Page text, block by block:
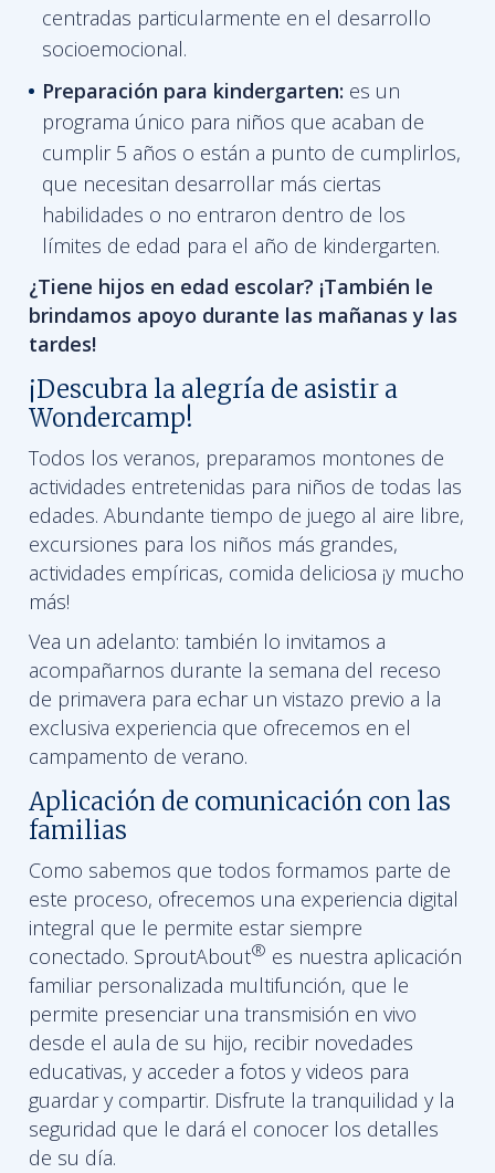
centradas particularmente en el desarrollo
socioemocional.
Preparación para kindergarten: es un
programa único para niños que acaban de
cumplir 5 años o están a punto de cumplirlos,
que necesitan desarrollar más ciertas
habilidades o no entraron dentro de los
límites de edad para el año de kindergarten.
¿Tiene hijos en edad escolar? ¡También le
brindamos apoyo durante las mañanas y las
tardes!
¡Descubra la alegría de asistir a
Wondercamp!
Todos los veranos, preparamos montones de
actividades entretenidas para niños de todas las
edades. Abundante tiempo de juego al aire libre,
excursiones para los niños más grandes,
actividades empíricas, comida deliciosa ¡y mucho
más!
Vea un adelanto: también lo invitamos a
acompañarnos durante la semana del receso
de primavera para echar un vistazo previo a la
exclusiva experiencia que ofrecemos en el
campamento de verano.
Aplicación de comunicación con las
familias
Como sabemos que todos formamos parte de
este proceso, ofrecemos una experiencia digital
integral que le permite estar siempre
conectado. SproutAbout® es nuestra aplicación
familiar personalizada multifunción, que le
permite presenciar una transmisión en vivo
desde el aula de su hijo, recibir novedades
educativas, y acceder a fotos y videos para
guardar y compartir. Disfrute la tranquilidad y la
seguridad que le dará el conocer los detalles
de su día.